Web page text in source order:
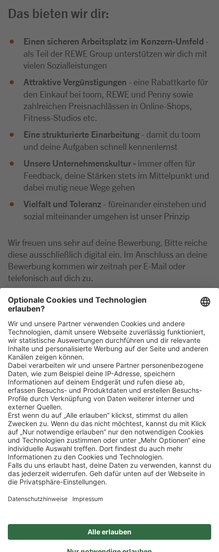
Das bieten wir dir:
Einen sicheren Arbeitsplatz im Konzern-Umfeld -
als Teil der REWE Group unterstützen wir dich mit
vielen Sozialleistungen
Attraktive Vergünstigungen - eine Rabattkarte für
den Einkauf bei toom, REWE und Penny sowie
zahlreichen Preisnachlässen in Online-Shops,
Fitness-Studios etc.
Eine strukturierte Einarbeitung - damit du toom
und deine Aufgaben schnell kennenlernst
Unsere Unternehmenskultur - immer offen für
Feedback, deine Stärken stets im Mittelpunkt und
dabei mutig neue Wege gehen
Vielfalt und Toleranz - füreinander einstehen und
sozial miteinander umgehen ist unser Prinzip
Wir freuen uns sehr auf deine Bewerbung. Bitte reiche
diese ausschließlich digital ein. Im Anschluss an deine
Bewerbung kommen wir zeitnah per E-Mail oder
telefonisch auf dich zu.
Bei Rückfragen zu der Position wende dich gerne
telefonisch an die Marktleitung unter: 09471 602731-
0
Klickehier, um alle offenen Jobs zu sehen.
Impressum Datenschutz
Privatsphäre-Einstellungen
FAQ
Veranstaltungen
Sitemap